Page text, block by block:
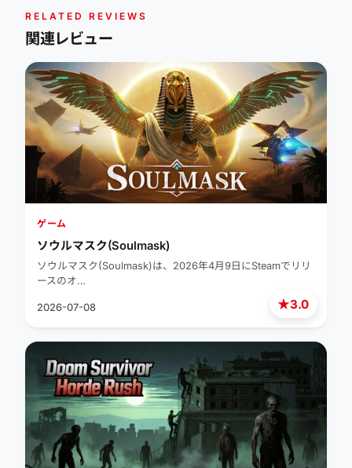
RELATED REVIEWS
関連レビュー
★3.0
ゲーム
ソウルマスク(Soulmask)
ソウルマスク(Soulmask)は、2026年4月9日にSteamでリリ
ースのオ…
2026-07-08